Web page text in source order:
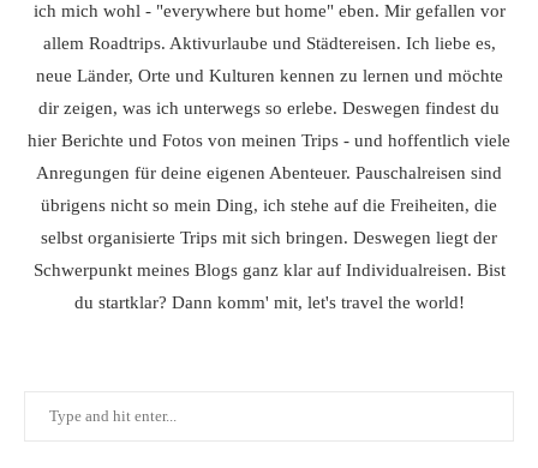
ich mich wohl - "everywhere but home" eben. Mir gefallen vor
allem Roadtrips. Aktivurlaube und Städtereisen. Ich liebe es,
neue Länder, Orte und Kulturen kennen zu lernen und möchte
dir zeigen, was ich unterwegs so erlebe. Deswegen findest du
hier Berichte und Fotos von meinen Trips - und hoffentlich viele
Anregungen für deine eigenen Abenteuer. Pauschalreisen sind
übrigens nicht so mein Ding, ich stehe auf die Freiheiten, die
selbst organisierte Trips mit sich bringen. Deswegen liegt der
Schwerpunkt meines Blogs ganz klar auf Individualreisen. Bist
du startklar? Dann komm' mit, let's travel the world!